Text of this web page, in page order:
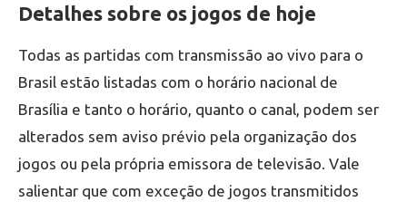
Detalhes sobre os jogos de hoje
Todas as partidas com transmissão ao vivo para o
Brasil estão listadas com o horário nacional de
Brasília e tanto o horário, quanto o canal, podem ser
alterados sem aviso prévio pela organização dos
jogos ou pela própria emissora de televisão. Vale
salientar que com exceção de jogos transmitidos